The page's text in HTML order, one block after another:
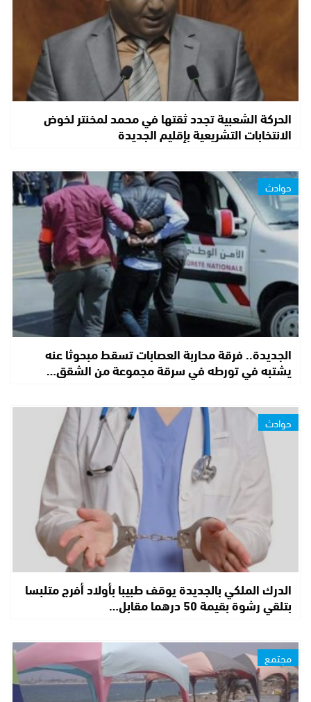
الحركة الشعبية تجدد ثقتها في محمد لمخنتر لخوض
الانتخابات التشريعية بإقليم الجديدة
حوادث
الجديدة.. فرقة محاربة العصابات تسقط مبحوثا عنه
يشتبه في تورطه في سرقة مجموعة من الشقق…
حوادث
الدرك الملكي بالجديدة يوقف طبيبا بأولاد أفرج متلبسا
بتلقي رشوة بقيمة 50 درهما مقابل…
مجتمع